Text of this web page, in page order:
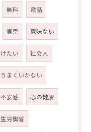
無料 電話
東京 意味ない
たい 社会人
うまくいかない
不安感 心の健康
労働省